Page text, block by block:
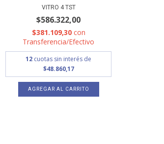
VITRO 4 TST
$586.322,00
$381.109,30 con
Transferencia/Efectivo
12 cuotas sin interés de
$48.860,17